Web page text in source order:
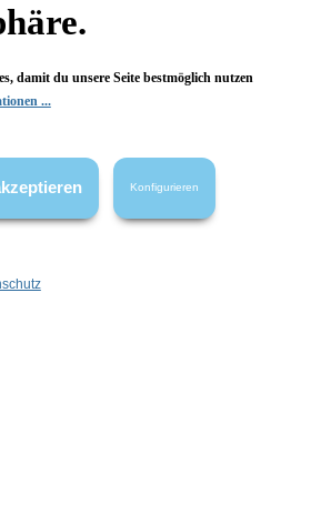
Vertrag widerrufen
Mehrwertsteuer zzgl.Versandkosten
nicht anders angegeben.
damit du unsere Seite bestmöglich nutzen
...
Konfigurieren